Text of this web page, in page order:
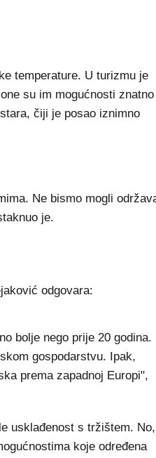
temperature. U turizmu je
su im mogućnosti znatno
čiji je posao iznimno
Ne bismo mogli
je.
odgovara:
bolje nego prije 20 godina.
gospodarstvu. Ipak,
prema zapadnoj Europi",
usklađenost s tržištem. No,
koje određena